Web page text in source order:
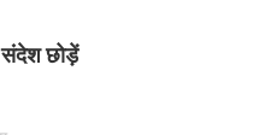
छोड़ें